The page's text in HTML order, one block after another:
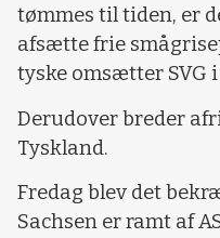
tømmes til tiden, er
afsætte frie
tyske omsætter SVG
Derudover breder
Tyskland.
Fredag blev det
Sachsen er ramt af